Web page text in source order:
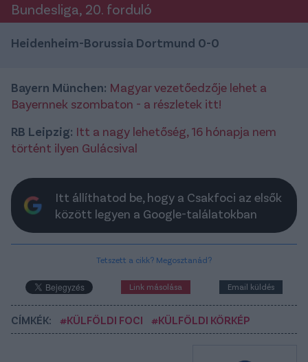
Bundesliga, 20. forduló
Heidenheim-Borussia Dortmund 0-0
Bayern München: Magyar vezetőedzője lehet a
Bayernnek szombaton - a részletek itt!
RB Leipzig: Itt a nagy lehetőség, 16 hónapja nem
történt ilyen Gulácsival
Itt állíthatod be, hogy a Csakfoci az elsők
között legyen a Google-találatokban
Tetszett a cikk? Megosztanád?
Link másolása Email küldés
CÍMKÉK: #KÜLFÖLDI FOCI #KÜLFÖLDI KÖRKÉP